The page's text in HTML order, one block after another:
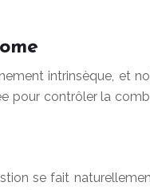
intrinsèque, et
pour contrôler la
se fait